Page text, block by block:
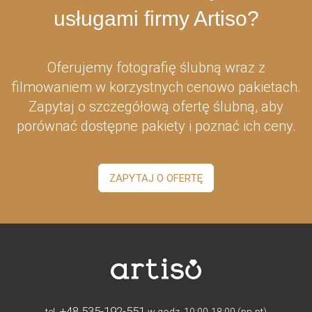
usługami firmy Artiso?
Oferujemy fotografię ślubną wraz z
filmowaniem w korzystnych cenowo pakietach.
Zapytaj o szczegółową ofertę ślubną, aby
porównać dostępne pakiety i poznać ich ceny.
ZAPYTAJ O OFERTĘ